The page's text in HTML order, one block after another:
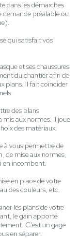
dans les démarches
préalable ou
qui satisfait vos
et ses chaussures
du chantier afin de
plans. Il fait coïncider
des plans
aux normes. Il joue
des matériaux.
à vous permettre de
de mise aux normes,
en incombent.
en place de votre
des couleurs, etc.
les plans de votre
le gain apporté
C'est un gage
en séparer.